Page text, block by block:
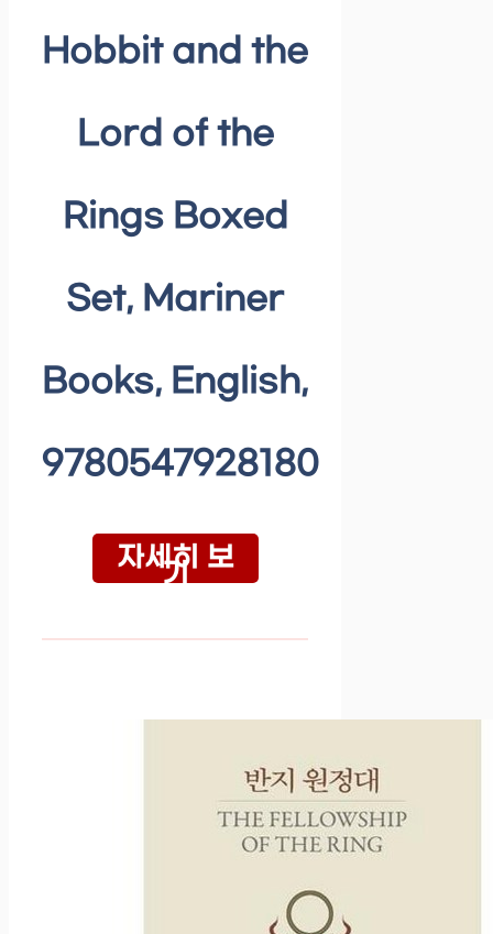
Hobbit and the
Lord of the
Rings Boxed
Set, Mariner
Books, English,
9780547928180
자세히 보
기